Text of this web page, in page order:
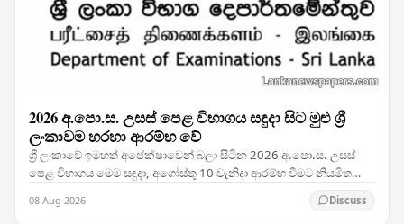
2026 අ.පො.ස. උසස් පෙළ විභාගය සඳුදා සිට මුළු ශ්‍රී
ලංකාවම හරහා ආරම්භ වේ
ශ්‍රී ලංකාවේ ඉමහත් අපේක්ෂාවෙන් බලා සිටින 2026 අ.පො.ස. උසස්
පෙළ විභාගය මෙම සඳුදා, අගෝස්තු 10 වැනිදා ආරම්භ වීමට නියමිත
08 Aug 2026 Discuss